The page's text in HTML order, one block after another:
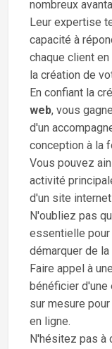
nombreux
Leur expertise
capacité à
chaque client
la création de
En confiant la
web, vous
d'un
conception à la
Vous pouvez
activité
d'un site
N'oubliez pas
essentielle pour
démarquer de la
Faire appel à une
bénéficier
sur mesure
en ligne.
N'hésitez pas à